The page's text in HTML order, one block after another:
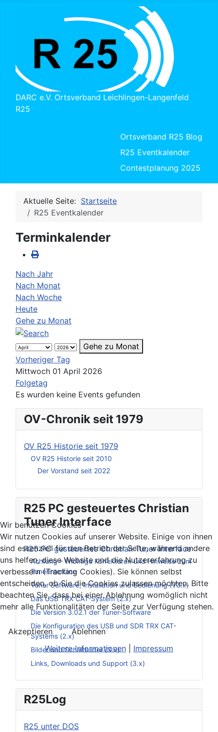
DARC e.V. Ortsverband Leichlingen-Langenfeld
R25
Ortsverband R25 Blog
R25 Eventkalender
Contestplanung 2025
OV-Chronik seit 1979
OV R25 Historie seit 1979
OV R25 Historie seit 2010
Der Vorstand seit 2022
R25 PC gesteuertes Christian
Tuner Interface
R25 PC gesteuertes Christian Tuner Interface
Achtung – Wichtige Korrekturen und Hinweise zum
Tunerinterface
Tuner Software, Installation und Bedienung (V3.x)
Das USB TRX CAT-System (2.x)
Die Version 3.02.1 der Tuner-Software
Die Konfiguration des USB und SDR TRX CAT-
Systems (2.x)
Bilder und Schaltbilder (3.x)
Links, Downloads und Support (3.x)
R25Log
R25 unter DOS
Aktuelle Seite: Startseite
R25 Eventkalender
Terminkalender
Nach Jahr
Nach Monat
Nach Woche
Heute
Gehe zu Monat
Gehe zu Monat
Vorheriger Tag
Mittwoch 01 April 2026
Folgetag
Es wurden keine Events gefunden
Wir benutzen Cookies
Wir nutzen Cookies auf unserer Website. Einige von ihnen
sind essenziell für den Betrieb der Seite, während andere
uns helfen, diese Website und die Nutzererfahrung zu
verbessern (Tracking Cookies). Sie können selbst
entscheiden, ob Sie die Cookies zulassen möchten. Bitte
beachten Sie, dass bei einer Ablehnung womöglich nicht
mehr alle Funktionalitäten der Seite zur Verfügung stehen.
Akzeptieren
Ablehnen
Weitere Informationen
Impressum